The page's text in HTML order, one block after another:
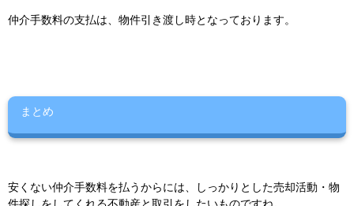
仲介手数料の支払は、物件引き渡し時となっております。
まとめ
安くない仲介手数料を払うからには、
しっかりとした売却活動・物